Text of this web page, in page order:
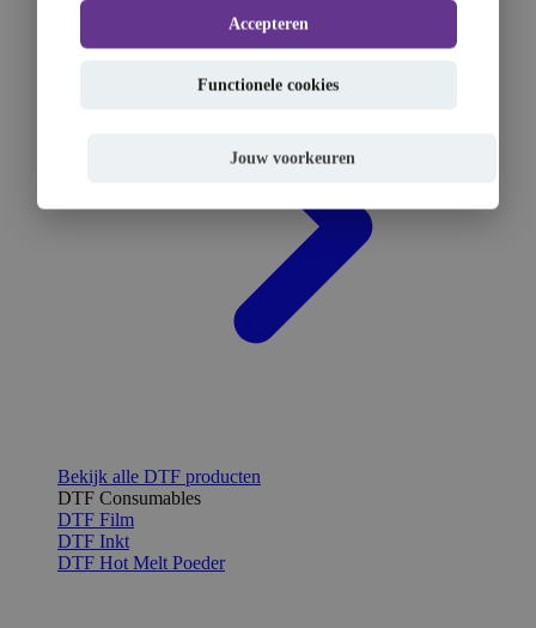
Bekijk alle DTF producten
DTF Consumables
DTF Film
DTF Inkt
DTF Hot Melt Poeder
Accepteren
Functionele cookies
Jouw voorkeuren